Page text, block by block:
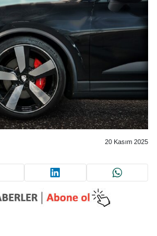
20 Kasım 2025